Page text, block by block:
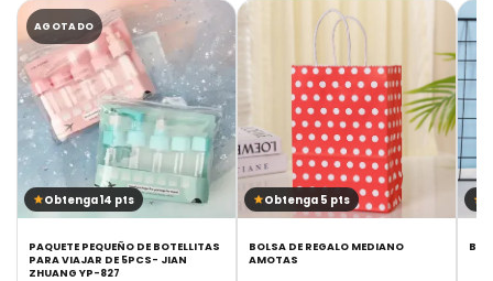
AGOTADO
Obtenga 14 pts
PAQUETE PEQUEÑO DE BOTELLITAS
PARA VIAJAR DE 5PCS- JIAN
ZHUANG YP-827
Obtenga 5 pts
BOLSA DE REGALO MEDIANO
AMOTAS